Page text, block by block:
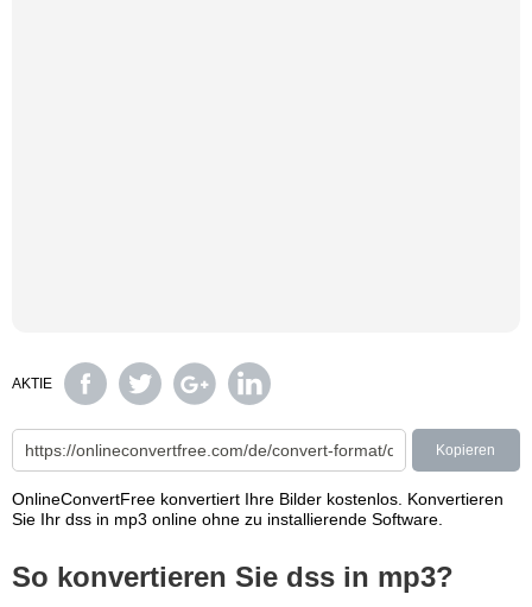
AKTIE
Kopieren
OnlineConvertFree konvertiert Ihre Bilder kostenlos. Konvertieren
Sie Ihr dss in mp3 online ohne zu installierende Software.
So konvertieren Sie dss in mp3?